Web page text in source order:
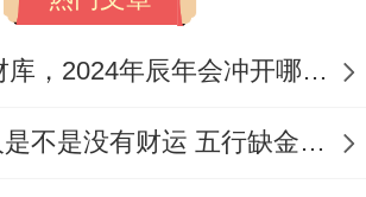
2024辰冲开财库，2024年辰年会冲开哪些人的财库
五行缺金的人是不是没有财运 五行缺金的人命运好不好